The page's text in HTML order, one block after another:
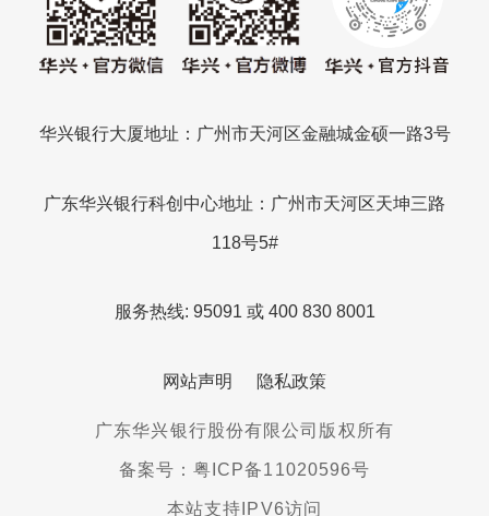
华兴银行大厦地址：广州市天河区金融城金硕一路3号
广东华兴银行科创中心地址：广州市天河区天坤三路
118号5#
服务热线: 95091 或 400 830 8001
网站声明 隐私政策
广东华兴银行股份有限公司版权所有
备案号：粤ICP备11020596号
本站支持IPV6访问